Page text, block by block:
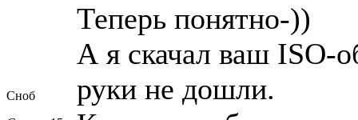
Сноб
Теперь понятно-))
А я скачал ваш ISO-
руки не дошли.